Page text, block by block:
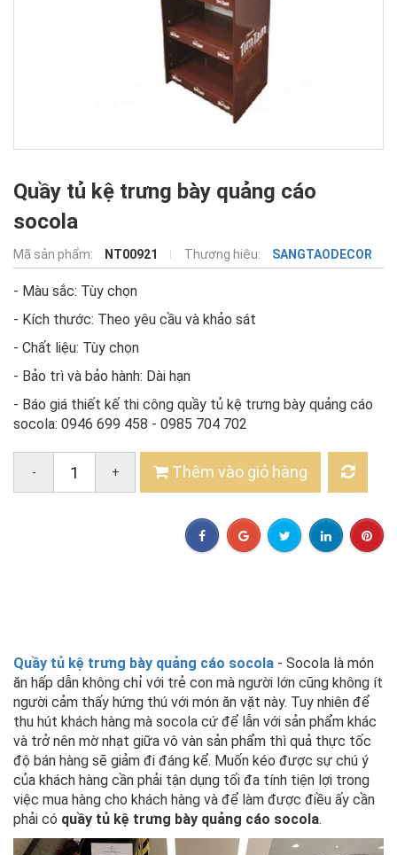
Quầy tủ kệ trưng bày quảng cáo
socola
Mã sản phẩm: NT00921 Thương hiệu: SANGTAODECOR
- Màu sắc: Tùy chọn
- Kích thước: Theo yêu cầu và khảo sát
- Chất liệu: Tùy chọn
- Bảo trì và bảo hành: Dài hạn
- Báo giá thiết kế thi công quầy tủ kệ trưng bày quảng cáo
socola: 0946 699 458 - 0985 704 702
- + Thêm vào giỏ hàng
Quầy tủ kệ trưng bày quảng cáo socola - Socola là món
ăn hấp dẫn không chỉ với trẻ con mà người lớn cũng không ít
người cảm thấy hứng thú với món ăn vặt này. Tuy nhiên để
thu hút khách hàng mà socola cứ để lẫn với sản phẩm khác
và trở nên mờ nhạt giữa vô vàn sản phẩm thì quả thực tốc
độ bán hàng sẽ giảm đi đáng kể. Muốn kéo được sự chú ý
của khách hàng cần phải tận dụng tối đa tính tiện lợi trong
việc mua hàng cho khách hàng và để làm được điều ấy cần
phải có quầy tủ kệ trưng bày quảng cáo socola.